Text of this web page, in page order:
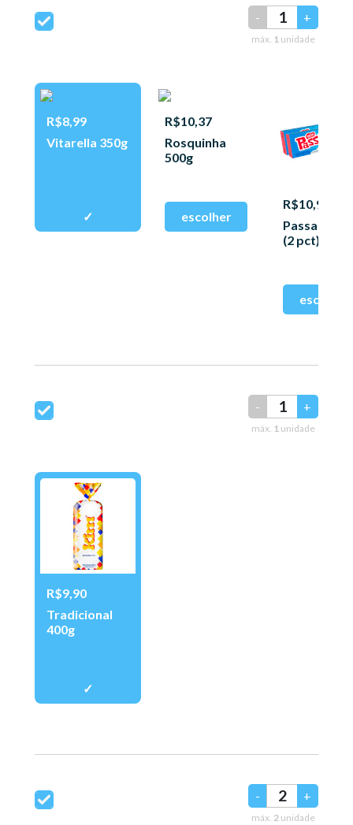
- +
máx. 1 unidade
R$8,99
Vitarella 350g
R$10,37
Rosquinha
500g
R$10,97
Passa
(2 pct) 150g
- +
máx. 1 unidade
R$9,90
Tradicional
400g
- +
máx. 2 unidade